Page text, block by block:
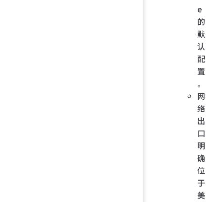
e
的
默
认
配
置
。
网
络
出
口
明
确
位
于
美